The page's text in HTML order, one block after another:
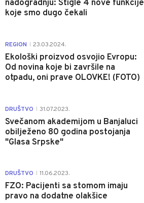
nadogradnju: Stigle 4 nove funkcije
koje smo dugo čekali
REGION 23.03.2024.
Ekološki proizvod osvojio Evropu:
Od novina koje bi završile na
otpadu, oni prave OLOVKE! (FOTO)
DRUŠTVO 31.07.2023.
Svečanom akademijom u Banjaluci
obilježeno 80 godina postojanja
"Glasa Srpske"
DRUŠTVO 11.06.2023.
FZO: Pacijenti sa stomom imaju
pravo na dodatne olakšice